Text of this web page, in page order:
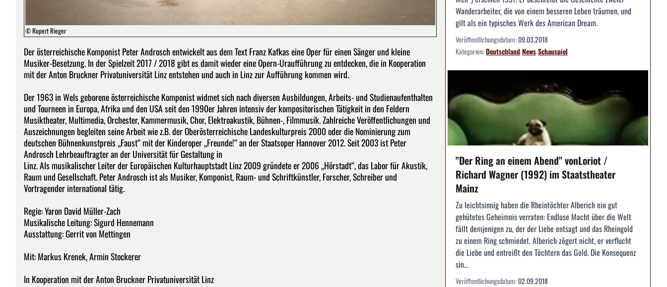
© Rupert Rieger
Der österreichische Komponist Peter Androsch entwickelt aus dem Text Franz Kafkas eine Oper für einen Sänger und kleine
Musiker-Besetzung. In der Spielzeit 2017 / 2018 gibt es damit wieder eine Opern-Uraufführung zu entdecken, die in Kooperation
mit der Anton Bruckner Privatuniversität Linz entstehen und auch in Linz zur Aufführung kommen wird.
Der 1963 in Wels geborene österreichische Komponist widmet sich nach diversen Ausbildungen, Arbeits- und Studienaufenthalten
und Tourneen in Europa, Afrika und den USA seit den 1990er Jahren intensiv der kompositorischen Tätigkeit in den Feldern
Musiktheater, Multimedia, Orchester, Kammermusik, Chor, Elektroakustik, Bühnen-, Filmmusik. Zahlreiche Veröffentlichungen und
Auszeichnungen begleiten seine Arbeit wie z.B. der Oberösterreichische Landeskulturpreis 2000 oder die Nominierung zum
deutschen Bühnenkunstpreis „Faust“ mit der Kinderoper „Freunde!“ an der Staatsoper Hannover 2012. Seit 2003 ist Peter
Androsch Lehrbeauftragter an der Universität für Gestaltung in
Linz. Als musikalischer Leiter der Europäischen Kulturhauptstadt Linz 2009 gründete er 2006 „Hörstadt“, das Labor für Akustik,
Raum und Gesellschaft. Peter Androsch ist als Musiker, Komponist, Raum- und Schriftkünstler, Forscher, Schreiber und
Vortragender international tätig.
Regie: Yaron David Müller-Zach
Musikalische Leitung: Sigurd Hennemann
Ausstattung: Gerrit von Mettingen
Mit: Markus Krenek, Armin Stockerer
In Kooperation mit der Anton Bruckner Privatuniversität Linz
Wanderarbeiter, die von einem besseren Leben träumen, und
gilt als ein typisches Werk des American Dream.
Veröffentlichungsdatum:09.03.2018
Kategorien:DeutschlandNewsSchauspiel
"Der Ring an einem Abend" vonLoriot /
Richard Wagner (1992) im Staatstheater
Mainz
Zu leichtsinnig haben die Rheintöchter Alberich ein gut
gehütetes Geheimnis verraten: Endlose Macht über die Welt
fällt demjenigen zu, der der Liebe entsagt und das Rheingold
zu einem Ring schmiedet. Alberich zögert nicht, er verflucht
die Liebe und entreißt den Töchtern das Gold. Die Konsequenz
sin...
Veröffentlichungsdatum:02.09.2018